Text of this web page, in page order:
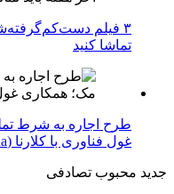
۳ فیلم
تماشا کنید
طرح اجاره به شرط
غول فناوری با کلارنا (Klarna)
جدید محبوب تصادفی